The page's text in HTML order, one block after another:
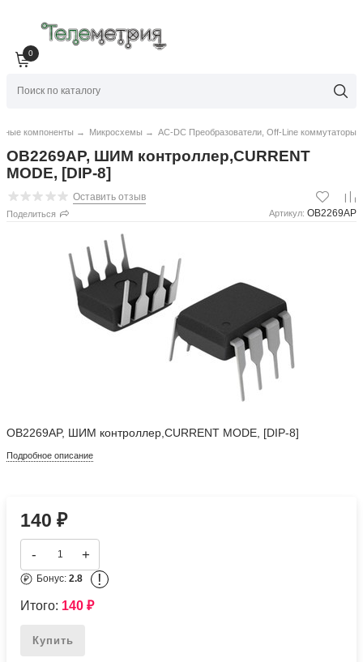
0
компоненты → Микросхемы → AC-DC Преобразователи, Off-Line коммутаторы
OB2269AP, ШИМ контроллер,CURRENT
MODE, [DIP-8]
Оставить отзыв
Поделиться Артикул: OB2269AP
OB2269AP, ШИМ контроллер,CURRENT MODE, [DIP-8]
Подробное описание
140₽
- +
Бонус:2.8 !
Итого: 140₽
Купить